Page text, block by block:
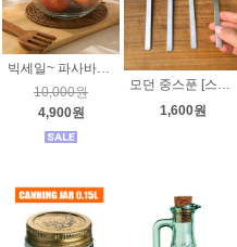
빅세일~ 파사바체 쉐프볼 30cm 큰유리볼 유리그릇 믹싱볼 베이킹 요리볼 파티그릇 부페그릇
10,000원
4,900원
모던 중스푼 [스텐레스] - 팥빙수, 아이스크림, 과일용, 어린이스푼, 도시락 수저 티포크 과일포크 어린이포크
1,600원